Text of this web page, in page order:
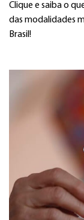
Clique e saiba o
das modalidades
Brasil!